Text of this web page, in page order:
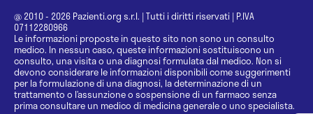
@ 2010 - 2026 Pazienti.org s.r.l. | Tutti i diritti riservati | P.IVA
07112280966
Le informazioni proposte in questo sito non sono un consulto
medico. In nessun caso, queste informazioni sostituiscono un
consulto, una visita o una diagnosi formulata dal medico. Non si
devono considerare le informazioni disponibili come suggerimenti
per la formulazione di una diagnosi, la determinazione di un
trattamento o l’assunzione o sospensione di un farmaco senza
prima consultare un medico di medicina generale o uno specialista.